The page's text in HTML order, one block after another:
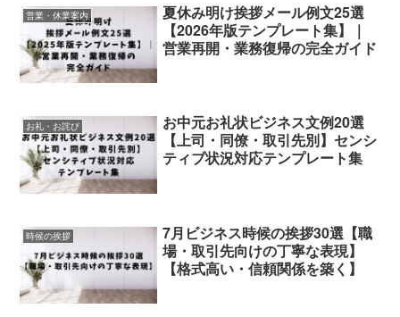
営業・休業案内
夏休み明け挨拶メール例文25選
【2026年版テンプレート集】｜
営業再開・業務復帰の完全ガイド
お礼・お詫び
お中元お礼状ビジネス文例20選
【上司・同僚・取引先別】センシ
ティブ状況対応テンプレート集
時候の挨拶
7月ビジネス時候の挨拶30選【職
場・取引先向けの丁寧な表現】
【格式高い・信頼関係を築く】